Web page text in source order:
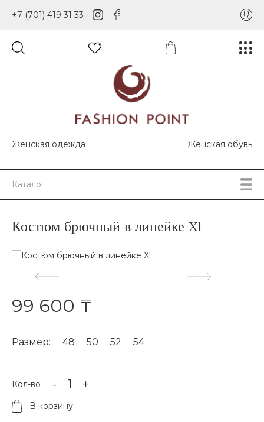
+7 (701) 419 31 33
Женская одежда Женская обувь
Каталог
Костюм брючный в линейке Xl
99 600 ₸
Размер: 48 50 52 54
Кол-во - +
В корзину